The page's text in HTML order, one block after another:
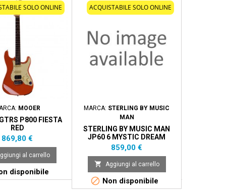
SOLO ONLINE
MOOER
P800 FIESTA
RED
Prezzo
869,80 €
al carrello
disponibile
ACQUISTABILE SOLO ONLINE
MARCA: STERLING BY MUSIC
MAN
STERLING BY MUSIC MAN
JP60 6 MYSTIC DREAM
Prezzo
859,00 €
 Aggiungi al carrello
 Non disponibile